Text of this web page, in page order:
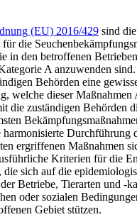
(EU) 2016/429 sind
die
in den betroffenen
A anzuwenden
Behörden eine
welche dieser
die zuständigen Behörden
harmonisierte Durchführung
ergriffenen Maßnahmen
Kriterien für die
die sich auf die
Betriebe, Tierarten und -
oder sozialen
Gebiet stützen.